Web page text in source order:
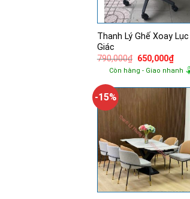
Thanh Lý Ghế Xoay Lục
Giác
790,000₫ Giá
gốc
là:
650,000₫Giá
hiện
tại
Còn hàng - Giao nhanh
-15%